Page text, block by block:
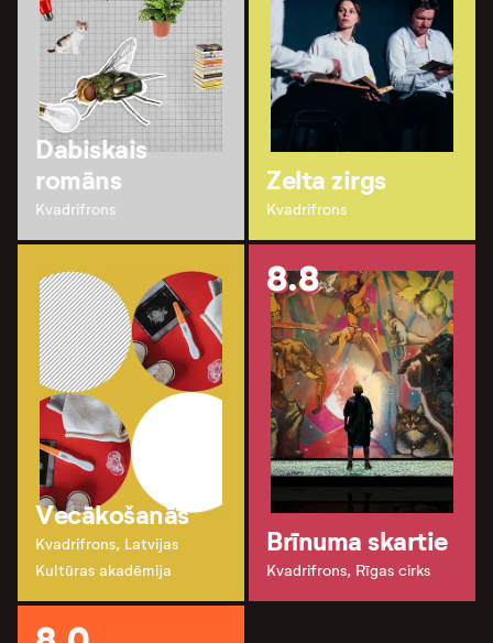
Dabiskais
romāns
Kvadrifrons
Zelta zirgs
Kvadrifrons
Vecākošanās
Kvadrifrons, Latvijas
Kultūras akadēmija
8.8
Brīnuma skartie
Kvadrifrons, Rīgas cirks